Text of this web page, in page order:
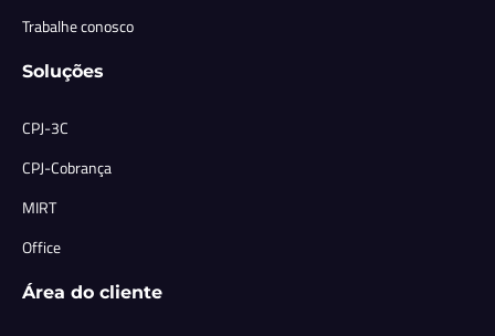
Trabalhe conosco
Soluções
CPJ-3C
CPJ-Cobrança
MIRT
Office
Área do cliente